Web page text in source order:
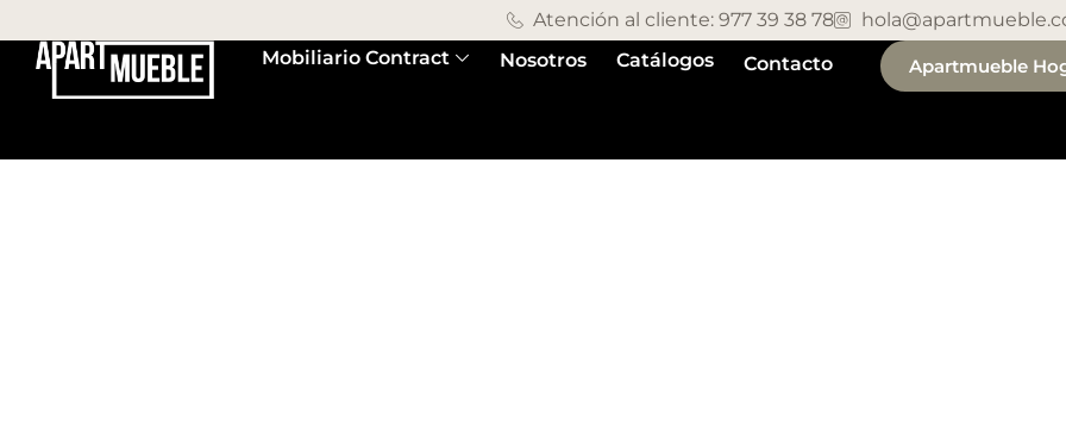
Atención al cliente: 977 39 38 78
Mobiliario Contract
Nosotros Catálogos Contacto Apartmueble